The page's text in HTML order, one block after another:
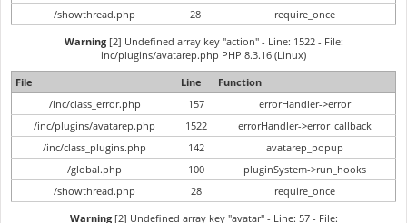
/showthread.php
28
require_once
Warning[2] Undefined array key "action" - Line: 1522 - File:
inc/plugins/avatarep.php PHP 8.3.16 (Linux)
File
Line
Function
/inc/class_error.php
157
errorHandler->error
/inc/plugins/avatarep.php
1522
errorHandler->error_callback
/inc/class_plugins.php
142
avatarep_popup
/global.php
100
pluginSystem->run_hooks
/showthread.php
28
require_once
Warning[2] Undefined array key "avatar" - Line: 57 - File: